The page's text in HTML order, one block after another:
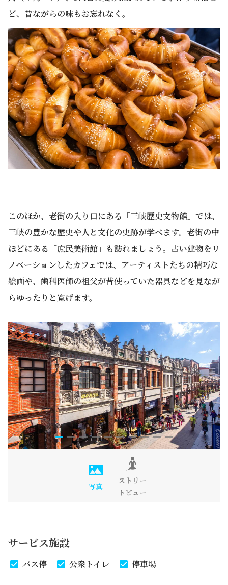
ど、昔ながらの味もお忘れなく。
このほか、老街の入り口にある「三峡歴史文物館」では、
三峡の豊かな歴史や人と文化の史跡が学べます。老街の中
ほどにある「庶民美術館」も訪れましょう。古い建物をリ
ノベーションしたカフェでは、アーティストたちの精巧な
絵画や、歯科医師の祖父が昔使っていた器具などを見なが
らゆったりと寛げます。
写真
ストリー
トビュー
サービス施設
バス停 公衆トイレ 停車場